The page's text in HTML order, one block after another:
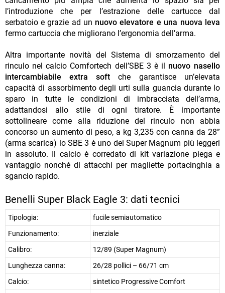
l’introduzione che per l’estrazione delle cartucce dal
serbatoio e grazie ad un nuovo elevatore e una nuova leva
fermo cartuccia che migliorano l’ergonomia dell’arma.
Altra importante novità del Sistema di smorzamento del
rinculo nel calcio Comfortech dell’SBE 3 è il nuovo nasello
intercambiabile extra soft che garantisce un’elevata
capacità di assorbimento degli urti sulla guancia durante lo
sparo in tutte le condizioni di imbracciata dell’arma,
adattandosi allo stile di ogni tiratore. È importante
sottolineare come alla riduzione del rinculo non abbia
concorso un aumento di peso, a kg 3,235 con canna da 28”
(arma scarica) lo SBE 3 è uno dei Super Magnum più leggeri
in assoluto. Il calcio è corredato di kit variazione piega e
vantaggio nonché di attacchi per magliette portacinghia a
sgancio rapido.
Benelli Super Black Eagle 3: dati tecnici
Tipologia:
fucile semiautomatico
Funzionamento:
inerziale
Calibro:
12/89 (Super Magnum)
Lunghezza canna:
26/28 pollici – 66/71 cm
Calcio:
sintetico Progressive Comfort